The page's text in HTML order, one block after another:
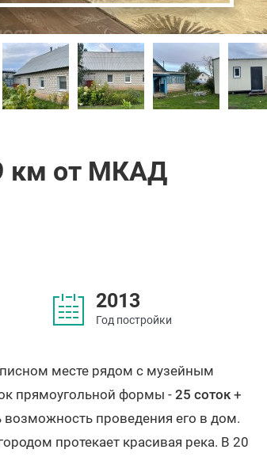
км от МКАД
2013
Год постройки
месте рядом с музейным
прямоугольной формы - 25 соток +
проведения его в дом.
протекает красивая река. В 20